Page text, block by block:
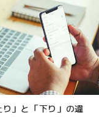
」と「下り」の違